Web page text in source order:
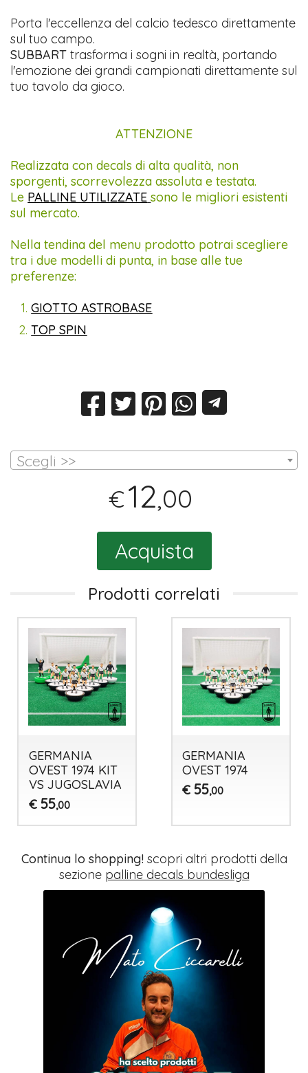
Porta l'eccellenza del calcio tedesco direttamente
sul tuo campo.
SUBBART trasforma i sogni in realtà, portando
l'emozione dei grandi campionati direttamente sul
tuo tavolo da gioco.
ATTENZIONE
Realizzata con decals di alta qualità, non
sporgenti, scorrevolezza assoluta e testata.
Le PALLINE UTILIZZATE sono le migliori esistenti
sul mercato.
Nella tendina del menu prodotto potrai scegliere
tra i due modelli di punta, in base alle tue
preferenze:
GIOTTO ASTROBASE
TOP SPIN
Scegli >>
€12,00
Acquista
Prodotti correlati
GERMANIA
OVEST 1974 KIT
VS JUGOSLAVIA
€ 55,00
GERMANIA
OVEST 1974
€ 55,00
Continua lo shopping!scopri altri prodotti della
sezione palline decals bundesliga